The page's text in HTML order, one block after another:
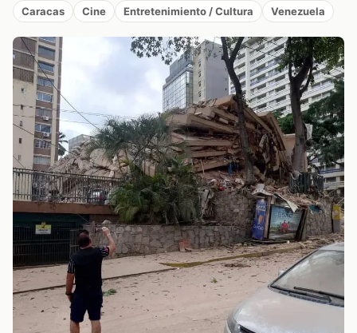
Caracas Cine Entretenimiento / Cultura Venezuela